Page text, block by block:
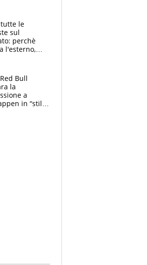
le
sul
perchè
l'esterno,
di
Bull
la
a
in “stile